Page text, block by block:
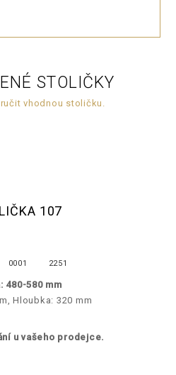
STOLIČKY
vhodnou stoličku.
107
0001 2251
480-580 mm
Hloubka: 320 mm
u vašeho prodejce.